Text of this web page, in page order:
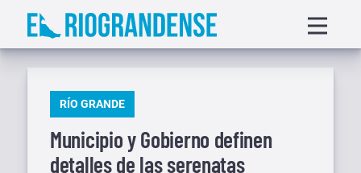
Saltar
menu
PUBLICADO
RÍO GRANDE
Municipio y Gobierno definen
detalles de las serenatas